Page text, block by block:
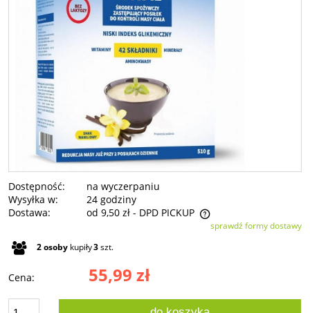
Dostępność:
na wyczerpaniu
Wysyłka w:
24 godziny
Dostawa:
od 9,50 zł - DPD PICKUP
Cena nie zawiera ewentualnych kosztów płatnościsprawdź formy dostawy
2osoby kupiły3szt.
Cena: 55,99 zł